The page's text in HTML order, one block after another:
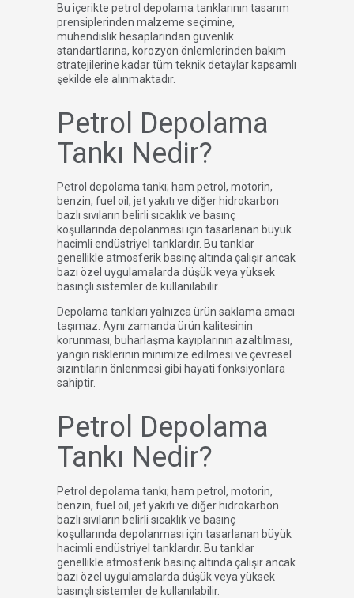
Bu içerikte petrol depolama tanklarının tasarım
prensiplerinden malzeme seçimine,
mühendislik hesaplarından güvenlik
standartlarına, korozyon önlemlerinden bakım
stratejilerine kadar tüm teknik detaylar kapsamlı
şekilde ele alınmaktadır.
Petrol Depolama
Tankı Nedir?
Petrol depolama tankı; ham petrol, motorin,
benzin, fuel oil, jet yakıtı ve diğer hidrokarbon
bazlı sıvıların belirli sıcaklık ve basınç
koşullarında depolanması için tasarlanan büyük
hacimli endüstriyel tanklardır. Bu tanklar
genellikle atmosferik basınç altında çalışır ancak
bazı özel uygulamalarda düşük veya yüksek
basınçlı sistemler de kullanılabilir.
Depolama tankları yalnızca ürün saklama amacı
taşımaz. Aynı zamanda ürün kalitesinin
korunması, buharlaşma kayıplarının azaltılması,
yangın risklerinin minimize edilmesi ve çevresel
sızıntıların önlenmesi gibi hayati fonksiyonlara
sahiptir.
Petrol Depolama
Tankı Nedir?
Petrol depolama tankı; ham petrol, motorin,
benzin, fuel oil, jet yakıtı ve diğer hidrokarbon
bazlı sıvıların belirli sıcaklık ve basınç
koşullarında depolanması için tasarlanan büyük
hacimli endüstriyel tanklardır. Bu tanklar
genellikle atmosferik basınç altında çalışır ancak
bazı özel uygulamalarda düşük veya yüksek
basınçlı sistemler de kullanılabilir.